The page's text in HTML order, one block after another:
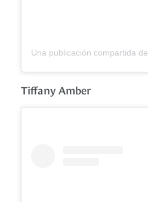
Una publicación compartida de
Tiffany Amber